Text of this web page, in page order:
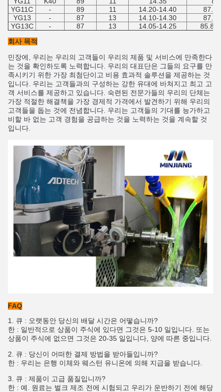
YG11C
- 89 11 14.20-14.40
87.5-
YG13
- 87 13 14.10-14.30
87.5-
YG13C
- 87 13 14.05-14.25
85.8-
회사 목적
민장에 우리는 우리의 고객들이 우리의 제품 및 서비스에 만족한다
는 것을 확인하도록 노력합니다 우리의 대표단은 그들의 요구를 만
족시키기 위한 가장 최첨단이 고 비용 효과적 솔루션을 제공하는 것
입니다 우리는 고객들과의 구성하는 강한 유대에 바쳐지 고 최고 고
객 서비스를 제공하고 있습니다 숙련된 전문가들의 우리의 단체는
가장 적절한 해결책을 가장 경제적 가격에서 발견하기 위해 우리의
고객들을 돕는 것에 전념합니다 우리는 고객들의 기대를 능가하고
비할 바 없는 고객 경험을 공급하는 것을 노력하는 것을 계속할 것
입니다
FAQ
1. 큐 : 오랫동안 당신의 배달 시간은 어떻습니까?
한 : 일반적으로 상품이 주식에 있다면 그것은 5-10 일입니다. 또는
상품이 주식에 없으면 그것은 20-35 일입니다, 양에 따른 중입니다.
2.
큐 : 당신이 어떠한 결제 방법을 받아들입니까?
한 : 우리는 은행 이체와 웨스턴 유니온에 의해 지급을 받습니다.
3. 큐 : 제품이 고급 품질입니까?
한 : 예. 원료는 벌크 제조 전에 시험되고 우리가 운반하기 전에 해당